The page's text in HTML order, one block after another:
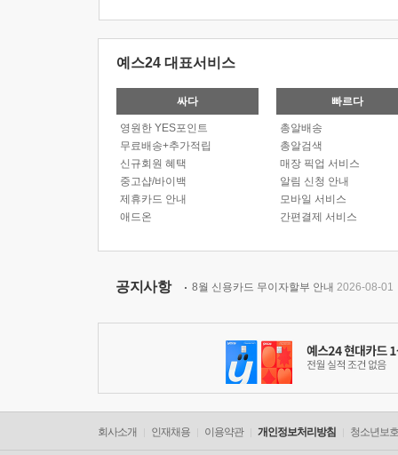
예스24 대표서비스
싸다
영원한 YES포인트
무료배송+추가적립
신규회원 혜택
중고샵/바이백
제휴카드 안내
애드온
빠르다
총알배송
총알검색
매장 픽업 서비스
알림 신청 안내
모바일 서비스
간편결제 서비스
공지사항 8월 신용카드 무이자할부 안내 2026-08-01
회사소개 인재채용 이용약관 개인정보처리방침 청소년보